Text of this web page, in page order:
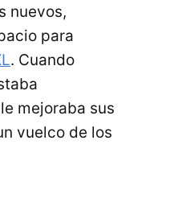
nuevos,
para
. Cuando
mejoraba sus
vuelco de los